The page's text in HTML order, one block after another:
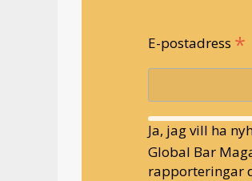
E-postadress *
Ja, jag vill ha
Global Bar
rapporteringar